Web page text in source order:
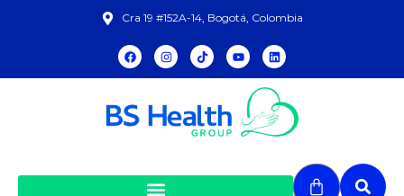
Cra 19 #152A-14, Bogotá, Colombia